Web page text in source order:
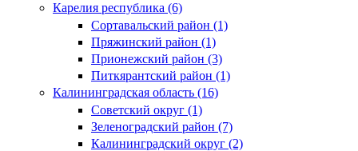
Карелия республика (6)
Сортавальский район (1)
Пряжинский район (1)
Прионежский район (3)
Питкярантский район (1)
Калининградская область (16)
Советский округ (1)
Зеленоградский район (7)
Калининградский округ (2)